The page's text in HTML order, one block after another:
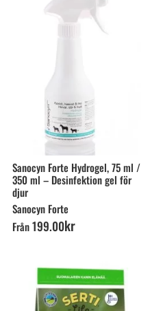
Sanocyn Forte Hydrogel, 75 ml /
350 ml – Desinfektion gel för
djur
Sanocyn Forte
Från199.00kr